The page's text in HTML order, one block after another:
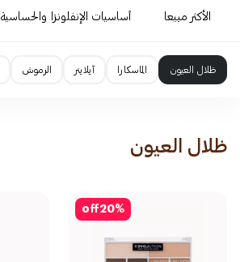
الأكثر مبيعا أساسيات الإنفلونزا والحساسية
ظلال العيون الماسكارا آيلاينر الرموش
ظلال العيون
20%
off